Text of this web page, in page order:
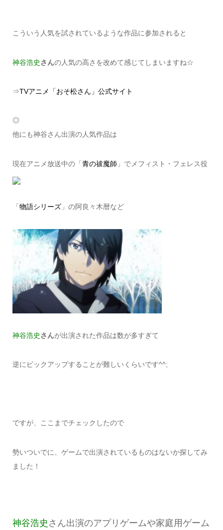
こういう人気を試されているような作品に参加されると
神谷浩史 さんの人気の高さを改めて感じてしまいますね☆
⇒TVアニメ「おそ松さん」公式サイト
◎
他にも神谷さん出演の人気作品は
現在アニメ放送中の「 青の祓魔師 」でメフィスト・フェレス役
「 物語シリーズ」の阿良々木暦など
神谷浩史 さんが出演された作品は数が多すぎて
逆にピックアップすることが難しいくらいです^^;
ですが、ここまでチェックしたので
勢いついでに、ゲームで出演されているものはないか探してみ
ました！
神谷浩史 さん出演のアプリゲームや家庭用ゲーム